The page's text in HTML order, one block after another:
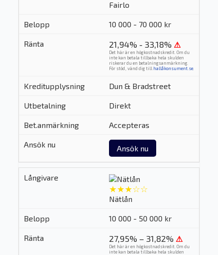
Fairlo
10 000 - 70 000 kr
21,94% - 33,18% ⚠
Det här är en högkostnadskredit. Om du
inte kan betala tillbaka hela skulden
riskerar du en betalningsanmärkning.
För stöd, vänd dig till hallåkonsument.se.
Dun & Bradstreet
Direkt
Accepteras
Ansök nu
★★★☆☆
Nätlån
10 000 - 50 000 kr
27,95% – 31,82% ⚠
Det här är en högkostnadskredit. Om du
inte kan betala tillbaka hela skulden